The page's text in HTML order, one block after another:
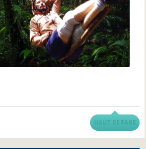
HAUT DE PAGE